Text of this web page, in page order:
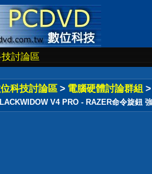
討論區
科技討論區 > 電腦硬體討論群組 >
V4 PRO - RAZER命令旋鈕